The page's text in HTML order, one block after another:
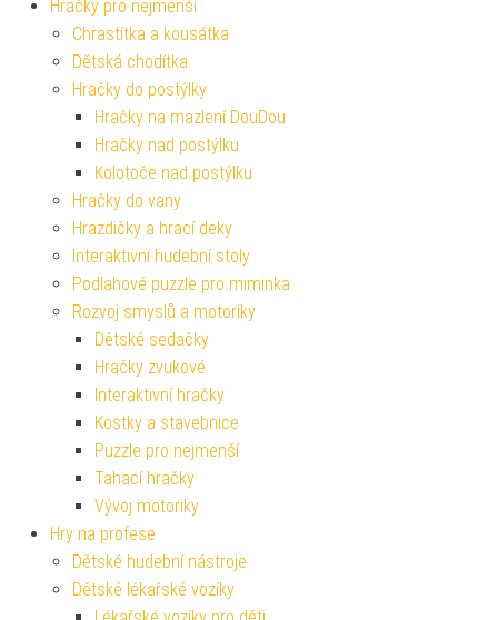
Hračky pro nejmenší
Chrastítka a kousátka
Dětská chodítka
Hračky do postýlky
Hračky na mazlení DouDou
Hračky nad postýlku
Kolotoče nad postýlku
Hračky do vany
Hrazdičky a hrací deky
Interaktivní hudební stoly
Podlahové puzzle pro miminka
Rozvoj smyslů a motoriky
Dětské sedačky
Hračky zvukové
Interaktivní hračky
Kostky a stavebnice
Puzzle pro nejmenší
Tahací hračky
Vývoj motoriky
Hry na profese
Dětské hudební nástroje
Dětské lékařské vozíky